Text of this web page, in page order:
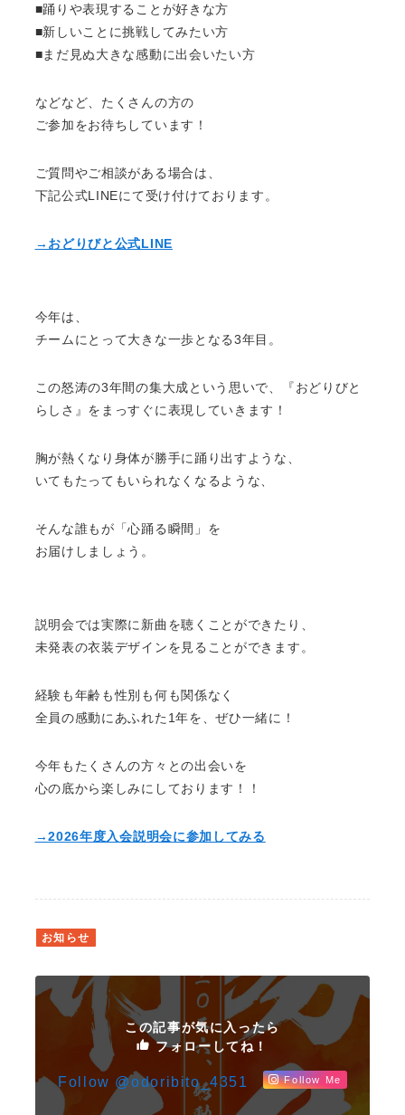
■踊りや表現することが好きな方
■新しいことに挑戦してみたい方
■まだ見ぬ大きな感動に出会いたい方
などなど、たくさんの方の
ご参加をお待ちしています！
ご質問やご相談がある場合は、
下記公式LINEにて受け付けております。
→おどりびと公式LINE
今年は、
チームにとって大きな一歩となる3年目。
この怒涛の3年間の集大成という思いで、『おどりびと
らしさ』をまっすぐに表現していきます！
胸が熱くなり身体が勝手に踊り出すような、
いてもたってもいられなくなるような、
そんな誰もが「心踊る瞬間」を
お届けしましょう。
説明会では実際に新曲を聴くことができたり、
未発表の衣装デザインを見ることができます。
経験も年齢も性別も何も関係なく
全員の感動にあふれた1年を、ぜひ一緒に！
今年もたくさんの方々との出会いを
心の底から楽しみにしております！！
→2026年度入会説明会に参加してみる
お知らせ
この記事が気に入ったら
フォローしてね！
Follow @odoribito_4351 Follow Me